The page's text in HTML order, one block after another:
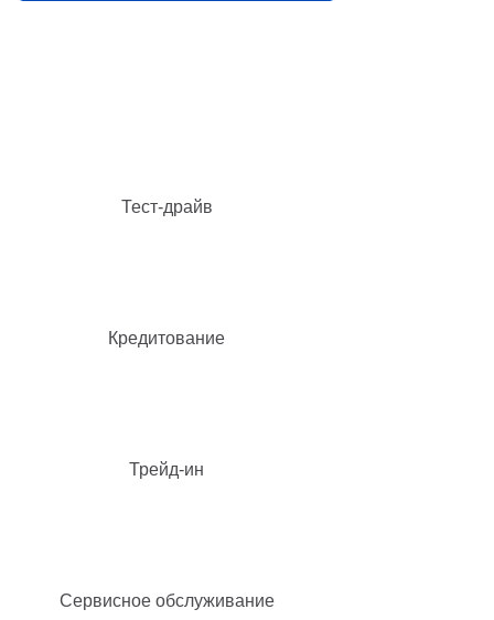
Тест-драйв
Кредитование
Трейд-ин
Сервисное обслуживание